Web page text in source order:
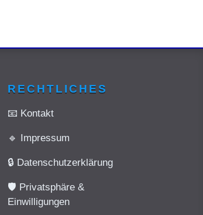
RECHTLICHES
📧 Kontakt
🔹 Impressum
🔒 Datenschutzerklärung
🛡️ Privatsphäre &
Einwilligungen